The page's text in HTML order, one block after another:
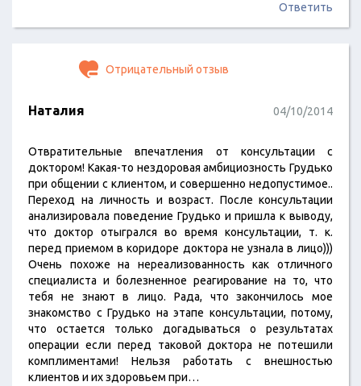
Ответить
Отрицательный отзыв
Наталия 04/10/2014
Отвратительные впечатления от консультации с
доктором! Какая-то нездоровая амбициозность Грудько
при общении с клиентом, и совершенно недопустимое..
Переход на личность и возраст. После консультации
анализировала поведение Грудько и пришла к выводу,
что доктор отыгрался во время консультации, т. к.
перед приемом в коридоре доктора не узнала в лицо)))
Очень похоже на нереализованность как отличного
специалиста и болезненное реагирование на то, что
тебя не знают в лицо. Рада, что закончилось мое
знакомство с Грудько на этапе консультации, потому,
что остается только догадываться о результатах
операции если перед таковой доктора не потешили
комплиментами! Нельзя работать с внешностью
клиентов и их здоровьем при…